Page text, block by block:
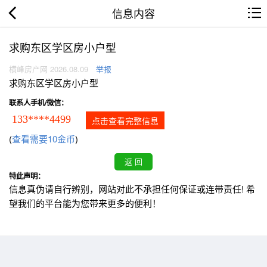
信息内容
求购东区学区房小户型
横峰房产网 2026.08.09 举报
求购东区学区房小户型
联系人手机/微信：
133****4499 点击查看完整信息
(查看需要10金币)
特此声明：
信息真伪请自行辨别，网站对此不承担任何保证或连带责任! 希
望我们的平台能为您带来更多的便利！